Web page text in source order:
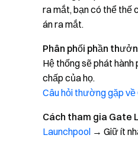
ra mắt, bạn có thể thế
án ra mắt.
Phân phối phần
Hệ thống sẽ phát
chấp của họ.
Câu hỏi thường gặp
Cách tham gia Gate
Launchpool → Giữ ít